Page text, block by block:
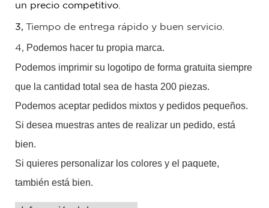
un precio competitivo.
3, Tiempo de entrega rápido y buen servicio.
4, Podemos hacer tu propia marca.
Podemos imprimir su logotipo de forma gratuita siempre
que la cantidad total sea de hasta 200 piezas.
Podemos aceptar pedidos mixtos y pedidos pequeños.
Si desea muestras antes de realizar un pedido, está
bien.
Si quieres personalizar los colores y el paquete,
también está bien.